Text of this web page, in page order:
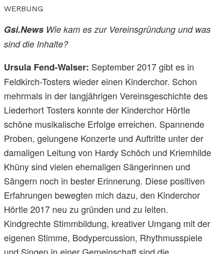
WERBUNG
Gsi.News Wie kam es zur Vereinsgründung und was
sind die Inhalte?
Ursula Fend-Walser: September 2017 gibt es in
Feldkirch-Tosters wieder einen Kinderchor. Schon
mehrmals in der langjährigen Vereinsgeschichte des
Liederhort Tosters konnte der Kinderchor Hörtle
schöne musikalische Erfolge erreichen. Spannende
Proben, gelungene Konzerte und Auftritte unter der
damaligen Leitung von Hardy Schöch und Kriemhilde
Khüny sind vielen ehemaligen Sängerinnen und
Sängern noch in bester Erinnerung. Diese positiven
Erfahrungen bewegten mich dazu, den Kinderchor
Hörtle 2017 neu zu gründen und zu leiten.
Kindgrechte Stimmbildung, kreativer Umgang mit der
eigenen Stimme, Bodypercussion, Rhythmusspiele